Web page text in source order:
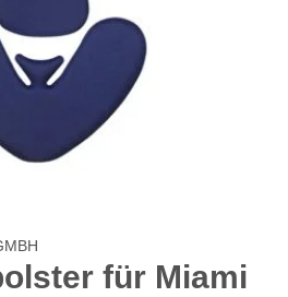
für Miami